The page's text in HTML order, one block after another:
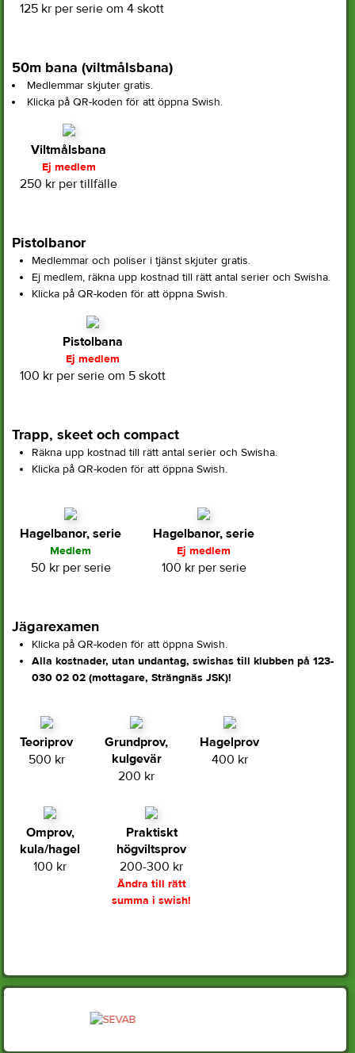
125 kr per serie om 4 skott
50m bana (viltmålsbana)
Medlemmar skjuter gratis.
Klicka på QR-koden för att öppna Swish.
Viltmålsbana
Ej medlem
250 kr per tillfälle
Pistolbanor
Medlemmar och poliser i tjänst skjuter gratis.
Ej medlem, räkna upp kostnad till rätt antal serier och Swisha.
Klicka på QR-koden för att öppna Swish.
Pistolbana
Ej medlem
100 kr per serie om 5 skott
Trapp, skeet och compact
Räkna upp kostnad till rätt antal serier och Swisha.
Klicka på QR-koden för att öppna Swish.
Hagelbanor, serie
Medlem
50 kr per serie
Hagelbanor, serie
Ej medlem
100 kr per serie
Jägarexamen
Klicka på QR-koden för att öppna Swish.
Alla kostnader, utan undantag, swishas till klubben på 123-
030 02 02 (mottagare, Strängnäs JSK)!
Teoriprov
500 kr
Grundprov,
kulgevär
200 kr
Hagelprov
400 kr
Omprov,
kula/hagel
100 kr
Praktiskt
högviltsprov
200-300 kr
Ändra till rätt
summa i swish!